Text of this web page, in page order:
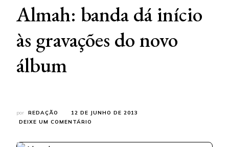
Almah: banda dá início
às gravações do novo
álbum
por REDAÇÃO
12 DE JUNHO DE 2013
DEIXE UM COMENTÁRIO